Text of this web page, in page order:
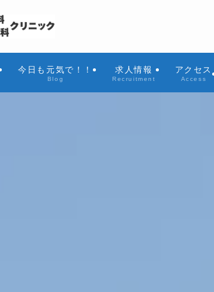
今日も元気で！！
Blog
求人情報
Recruitment
アクセス
Access